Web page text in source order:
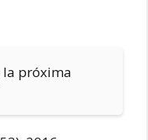
la próxima